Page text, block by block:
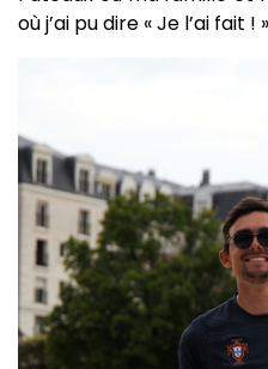
où j’ai pu dire « Je l’ai fait !